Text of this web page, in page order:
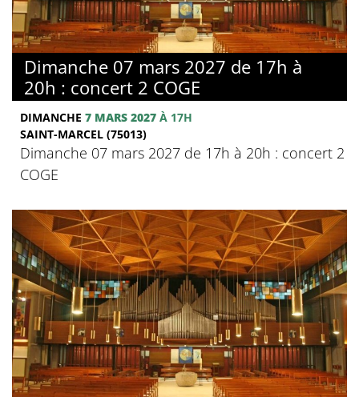
Dimanche 07 mars 2027 de 17h à
20h : concert 2 COGE
DIMANCHE 7 MARS 2027 À 17H
SAINT-MARCEL (75013)
Dimanche 07 mars 2027 de 17h à 20h : concert 2
COGE